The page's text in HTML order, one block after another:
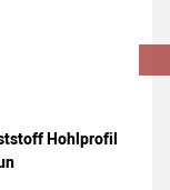
abgegeben
Hohlprofil